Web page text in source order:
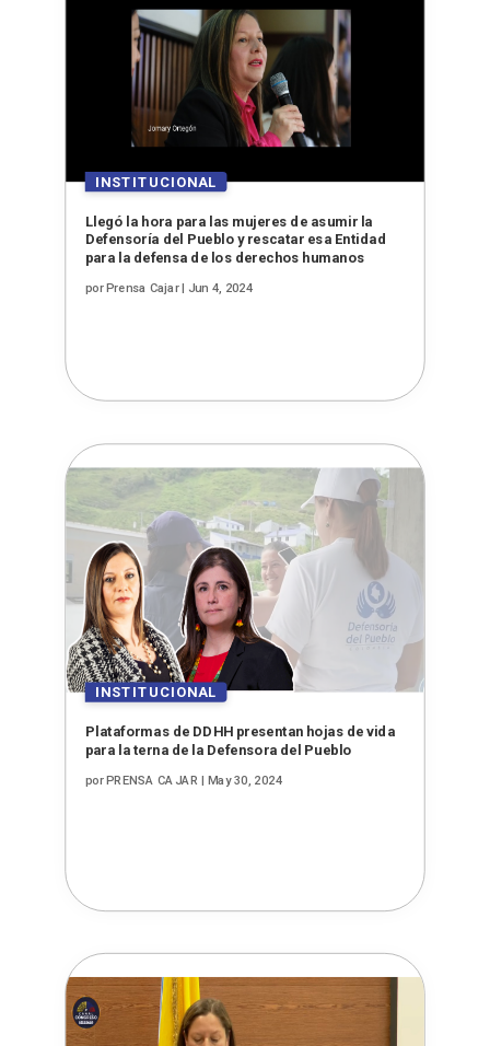
Llegó la hora para las mujeres de asumir la
Defensoría del Pueblo y rescatar esa Entidad
para la defensa de los derechos humanos
por Prensa Cajar| Jun 4, 2024
Plataformas de DDHH presentan hojas de vida
para la terna de la Defensora del Pueblo
porPRENSA CAJAR | May 30, 2024